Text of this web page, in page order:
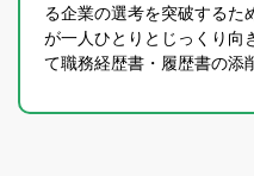
公認会計士
北海道・東北エリア
監査法人
人気のキ
る企業の選考を突破するた
が一人ひとりとじっくり向
て職務経歴書・履歴書の添